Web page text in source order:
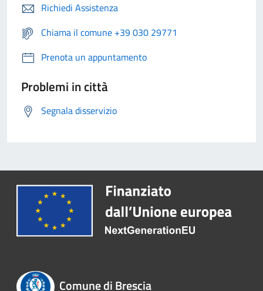
Richiedi Assistenza
Chiama il comune +39 030 29771
Prenota un appuntamento
Problemi in città
Segnala disservizio
Comune di Brescia